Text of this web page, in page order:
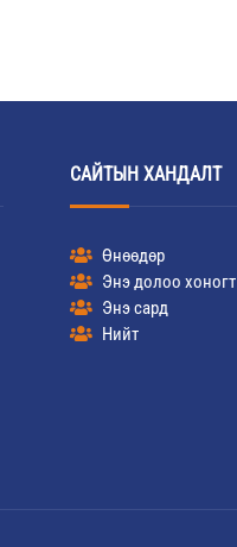
САЙТЫН ХАНДАЛТ
Өнөөдөр
Энэ долоо хоногт
Энэ сард
Нийт